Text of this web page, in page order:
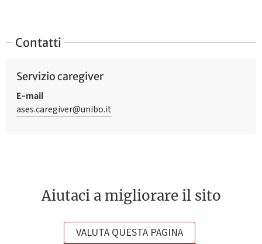
Contatti
Servizio caregiver
E-mail
ases.caregiver@unibo.it
Aiutaci a migliorare il sito
VALUTA QUESTA PAGINA